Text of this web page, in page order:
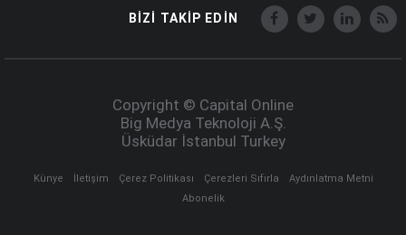
BİZİ TAKİP EDİN
Copyright © Capital Online
Big Medya Teknoloji A.Ş.
Üsküdar İstanbul Turkey
Künye İletişim Çerez Politikası Çerezleri Sıfırla
Aydınlatma Metni
Abonelik